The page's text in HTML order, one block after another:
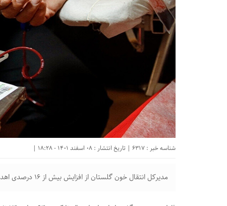
شناسه خبر : 6317 | تاریخ انتشار : 08 اسفند 1401 - 18:28 |
مدیرکل انتقال خون گلستان از افزایش بیش از ۱۶ درصدی اهدای خون در استان خبر داد.